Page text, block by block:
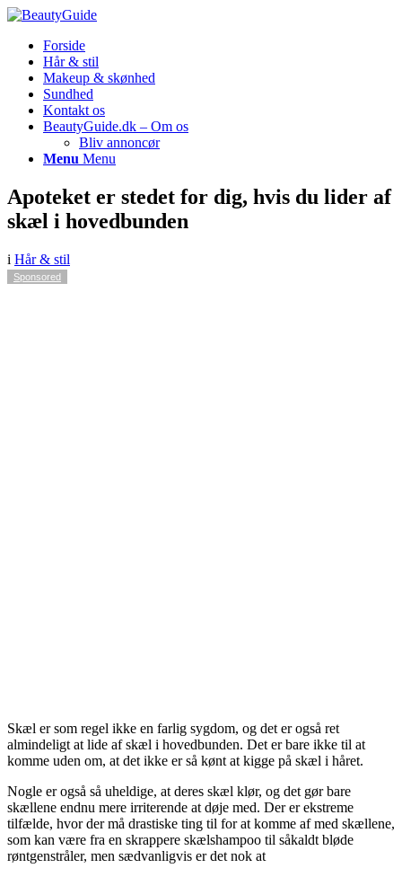
Forside
Hår & stil
Makeup & skønhed
Sundhed
Kontakt os
BeautyGuide.dk – Om os
Bliv annoncør
Menu Menu
Apoteket er stedet for dig, hvis du lider af
skæl i hovedbunden
i Hår & stil
Sponsored
Skæl er som regel ikke en farlig sygdom, og det er også ret
almindeligt at lide af skæl i hovedbunden. Det er bare ikke til at
komme uden om, at det ikke er så kønt at kigge på skæl i håret.
Nogle er også så uheldige, at deres skæl klør, og det gør bare
skællene endnu mere irriterende at døje med. Der er ekstreme
tilfælde, hvor der må drastiske ting til for at komme af med skællene,
som kan være fra en skrappere skælshampoo til såkaldt bløde
røntgenstråler, men sædvanligvis er det nok at